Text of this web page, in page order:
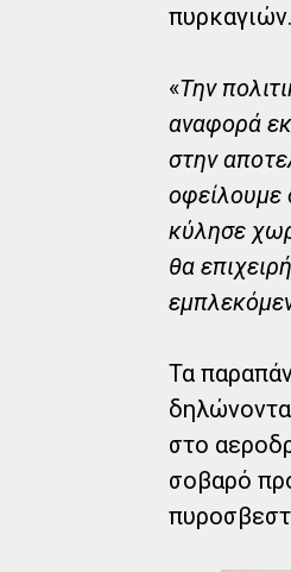
πυρκαγιών.
«Την
αναφορά
στην
οφείλουμε
κύλησε
θα
Τα
στο
σοβαρό